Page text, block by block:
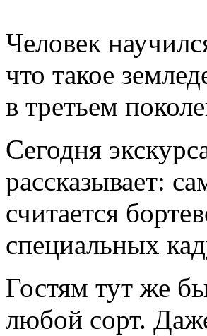
Человек
что такое
в третьем
Сегодня
рассказывает:
считается
специальных
Гостям тут же
любой сорт.